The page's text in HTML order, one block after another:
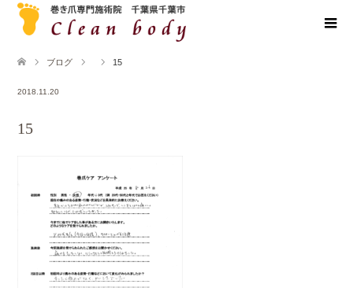
ブログ 15
2018.11.20
15